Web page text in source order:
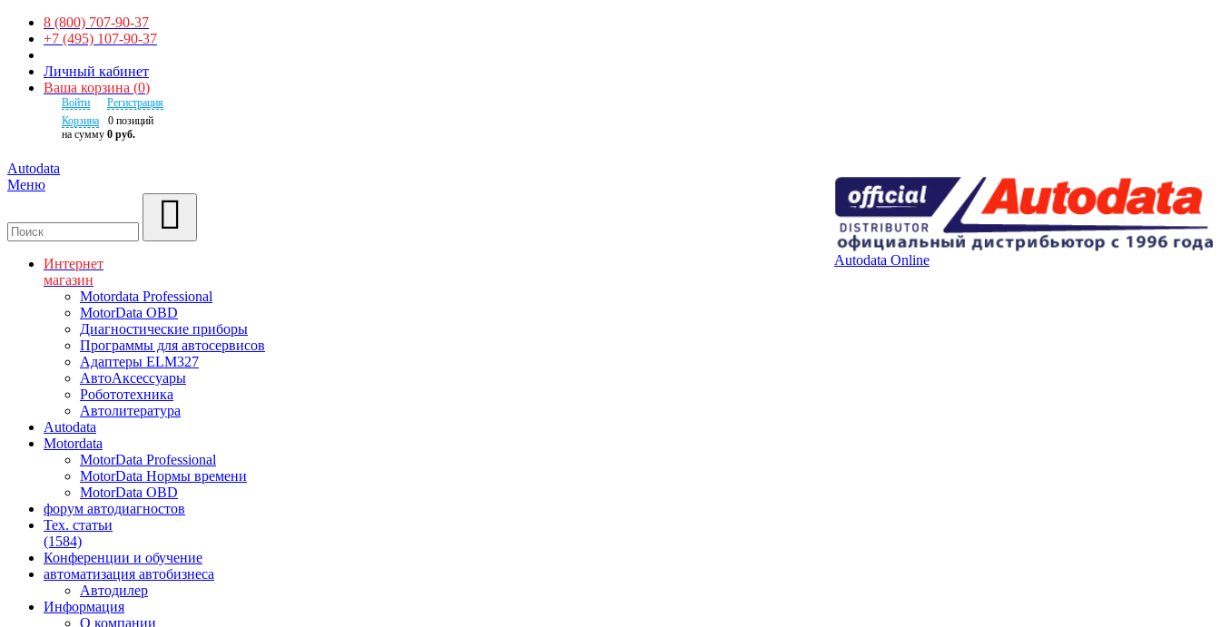
8 (800) 707-90-37
+7 (495) 107-90-37
Личный кабинет
Ваша корзина (0)
Войти
Регистрация
Корзина
0 позиций
на сумму 0 руб.
Autodata
Autodata Online
Меню
Интернет
магазин
Motordata Professional
MotorData OBD
Диагностические приборы
Программы для автосервисов
Адаптеры ELM327
АвтоАксессуары
Робототехника
Автолитература
Autodata
Motordata
MotorData Professional
MotorData Нормы времени
MotorData OBD
форум автодиагностов
Тех. статьи
(1584)
Конференции и обучение
автоматизация автобизнеса
Автодилер
Информация
О компании